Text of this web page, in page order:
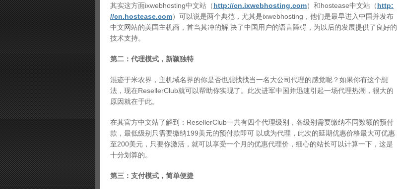
其实这方面ixwebhosting中文站（http://cn.ixwebhosting.com）和hostease中文站（http:
//cn.hostease.com）可以说是两个典范，尤其是ixwebhosting，他们是最早进入中国并发布
中文网站的美国主机商，首当其冲的解 决了中国用户的语言障碍，为以后的发展提供了良好的
技术支持。
第二：代理模式，新颖独特
混迹于米农界，主机域名界的你是否也想找找当一名大公司代理的感觉呢？如果你有这个想
法，现在ResellerClub就可以帮助你实现了。此次进军中国并迅速引起一场代理热潮，很大的
原因就在于此。
在其官方中文站了解到：ResellerClub一共有四个代理级别，各级别需要缴纳不同数额的预付
款，最低级别只需要缴纳199美元的预付款即可 以成为代理，此次的延期优惠价格最大可优惠
至200美元，只要你激活，就可以享受一个月的优惠代理价，细心的站长可以计算一下，这是
十分划算的。
第三：支付模式，简单便捷